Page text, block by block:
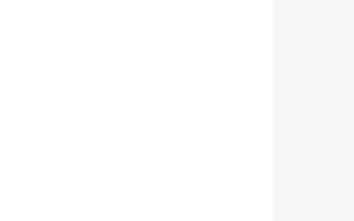
2 z prémiovej rady sa odporúča pre vysoko